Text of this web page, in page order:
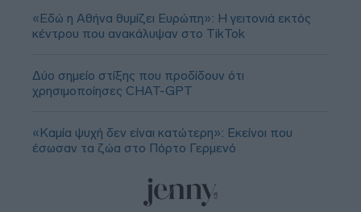
«Εδώ η Αθήνα θυμίζει Ευρώπη»: H γειτονιά εκτός
κέντρου που ανακάλυψαν στο TikTok
Δύο σημείο στίξης που προδίδουν ότι
χρησιμοποίησες CHAT-GPT
«Καμία ψυχή δεν είναι κατώτερη»: Εκείνοι που
έσωσαν τα ζώα στο Πόρτο Γερμενό